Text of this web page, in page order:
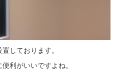
しております。
利がいいですよね。